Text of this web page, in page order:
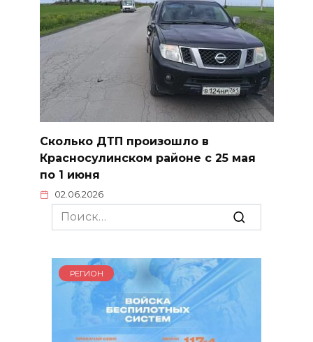
Сколько ДТП произошло в
Красносулинском районе с 25 мая
по 1 июня
02.06.2026
Search
for:
РЕГИОН